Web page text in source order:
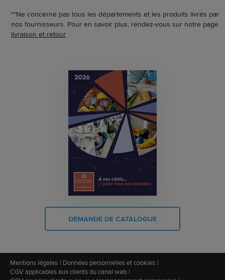
**Ne concerne pas tous les départements et les produits livrés par
nos fournisseurs. Pour en savoir plus, rendez-vous sur notre page
livraison et retour
DEMANDE DE CATALOGUE
Mentions légales
Données personnelles et cookies
CGV applicables aux clients du canal web